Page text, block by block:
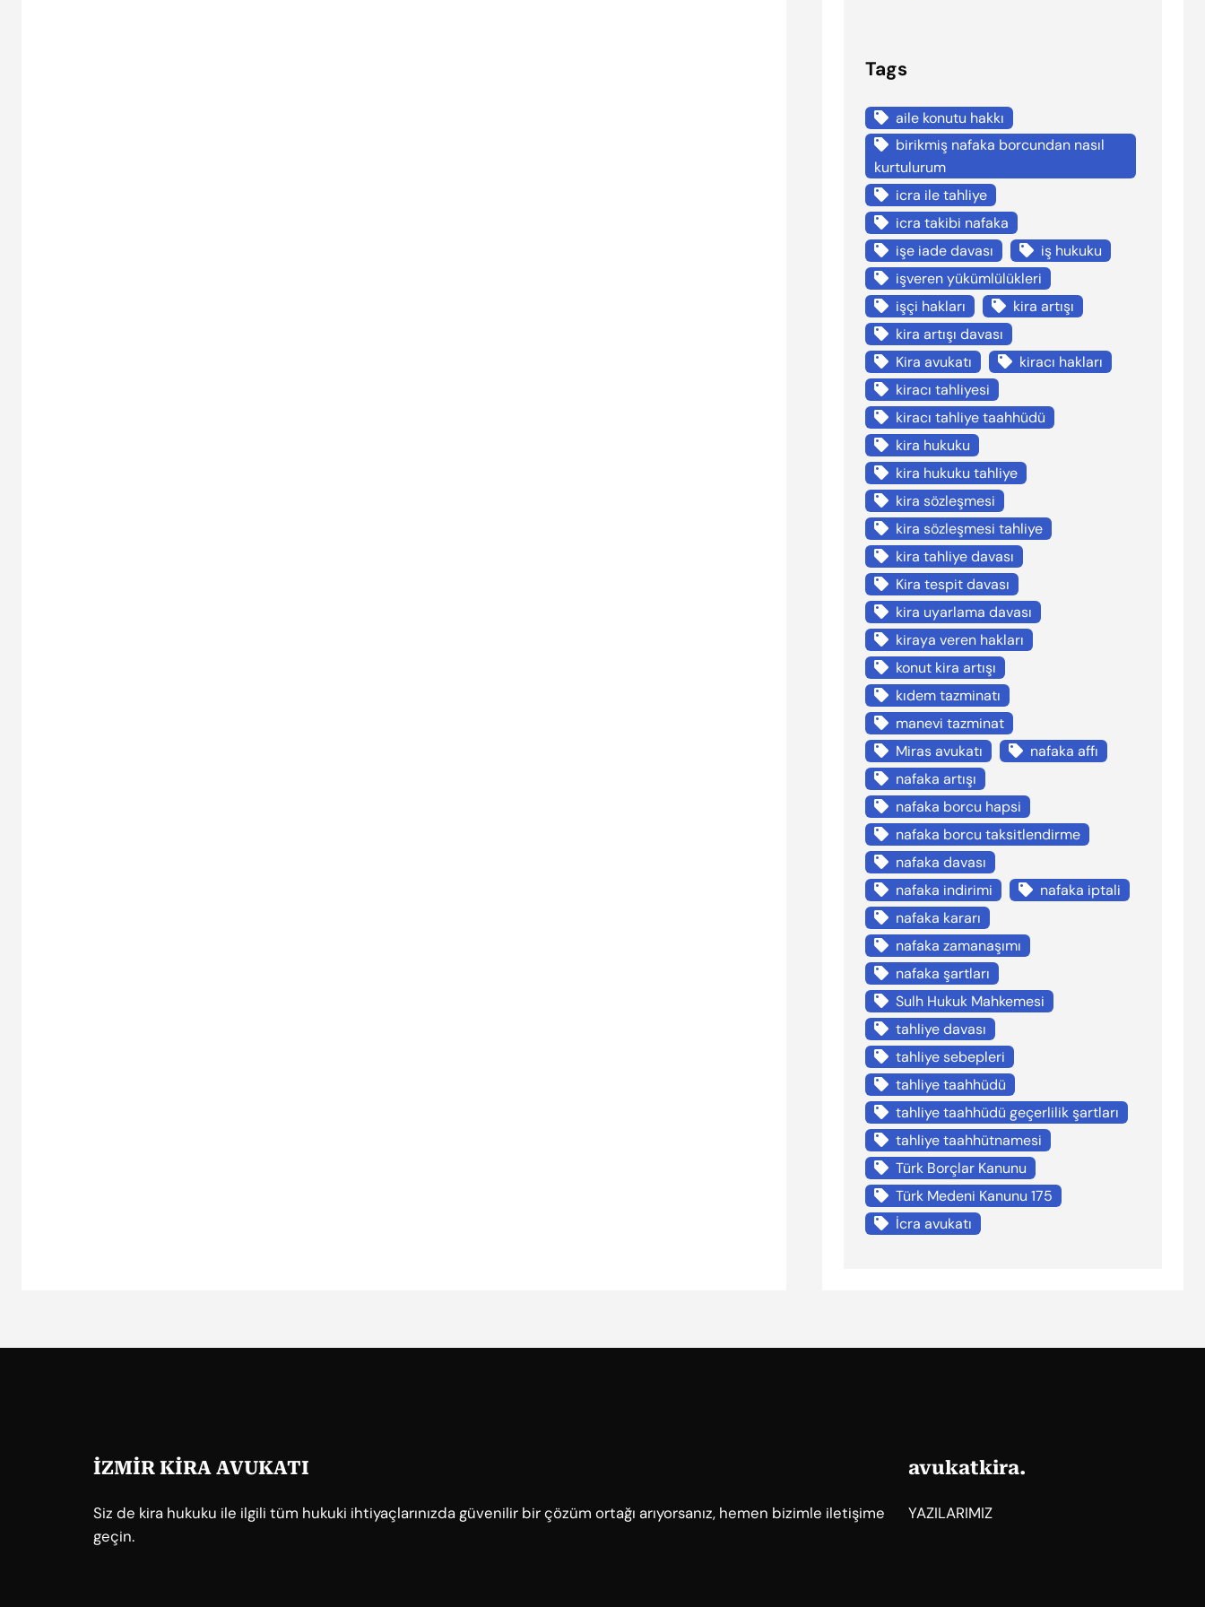
Tags
aile konutu hakkı
birikmiş nafaka borcundan nasıl
kurtulurum
icra ile tahliye
icra takibi nafaka
işe iade davası
iş hukuku
işveren yükümlülükleri
işçi hakları
kira artışı
kira artışı davası
Kira avukatı
kiracı hakları
kiracı tahliyesi
kiracı tahliye taahhüdü
kira hukuku
kira hukuku tahliye
kira sözleşmesi
kira sözleşmesi tahliye
kira tahliye davası
Kira tespit davası
kira uyarlama davası
kiraya veren hakları
konut kira artışı
kıdem tazminatı
manevi tazminat
Miras avukatı
nafaka affı
nafaka artışı
nafaka borcu hapsi
nafaka borcu taksitlendirme
nafaka davası
nafaka indirimi
nafaka iptali
nafaka kararı
nafaka zamanaşımı
nafaka şartları
Sulh Hukuk Mahkemesi
tahliye davası
tahliye sebepleri
tahliye taahhüdü
tahliye taahhüdü geçerlilik şartları
tahliye taahhütnamesi
Türk Borçlar Kanunu
Türk Medeni Kanunu 175
İcra avukatı
İZMİR KİRA AVUKATI
Siz de kira hukuku ile ilgili tüm hukuki ihtiyaçlarınızda güvenilir bir çözüm ortağı arıyorsanız, hemen bizimle iletişime
geçin.
avukatkira.
YAZILARIMIZ